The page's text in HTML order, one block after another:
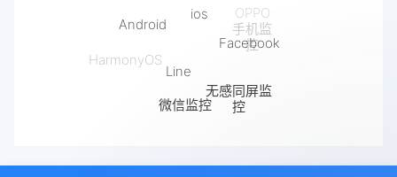
OPPO
手机监
控
抖音监控
HarmonyOS
Facebook
无感同屏监
控
微信监控